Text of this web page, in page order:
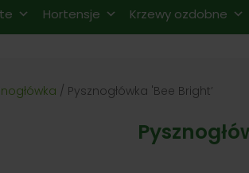
Hortensje Krzewy ozdobne
/ Pysznogłówka 'Bee Bright’